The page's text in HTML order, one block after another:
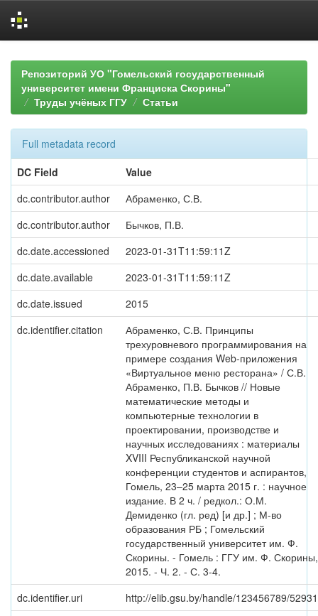
navigationРепозиторий УО "Гомельский государственный
университет имени Франциска Скорины"
Труды учёных ГГУ
Статьи
Full metadata record
DC Field
Value
dc.contributor.author
Абраменко, С.В.
dc.contributor.author
Бычков, П.В.
dc.date.accessioned
2023-01-31T11:59:11Z
dc.date.available
2023-01-31T11:59:11Z
dc.date.issued
2015
dc.identifier.citation
Абраменко, С.В. Принципы
трехуровневого программирования на
примере создания Web-приложения
«Виртуальное меню ресторана» / С.В.
Абраменко, П.В. Бычков // Новые
математические методы и
компьютерные технологии в
проектировании, производстве и
научных исследованиях : материалы
XVIII Республиканской научной
конференции студентов и аспирантов,
Гомель, 23–25 марта 2015 г. : научное
издание. В 2 ч. / редкол.: О.М.
Демиденко (гл. ред) [и др.] ; М-во
образования РБ ; Гомельский
государственный университет им. Ф.
Скорины. - Гомель : ГГУ им. Ф. Скорины,
2015. - Ч. 2. - С. 3-4.
dc.identifier.uri
http://elib.gsu.by/handle/123456789/52931